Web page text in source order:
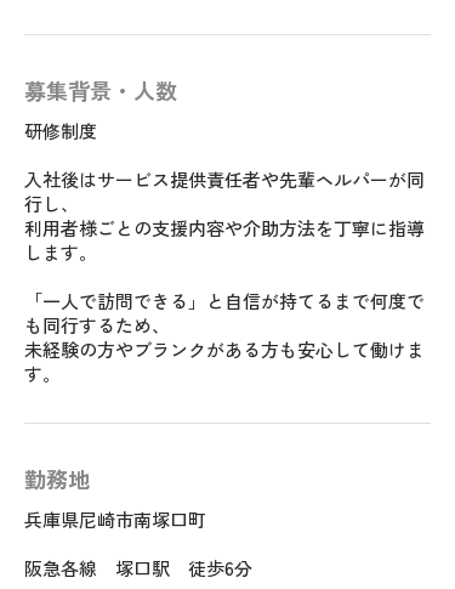
募集背景・人数
研修制度
入社後はサービス提供責任者や先輩ヘルパーが同
行し、
利用者様ごとの支援内容や介助方法を丁寧に指導
します。
「一人で訪問できる」と自信が持てるまで何度で
も同行するため、
未経験の方やブランクがある方も安心して働けま
す。
勤務地
兵庫県尼崎市南塚口町
阪急各線 塚口駅 徒歩6分